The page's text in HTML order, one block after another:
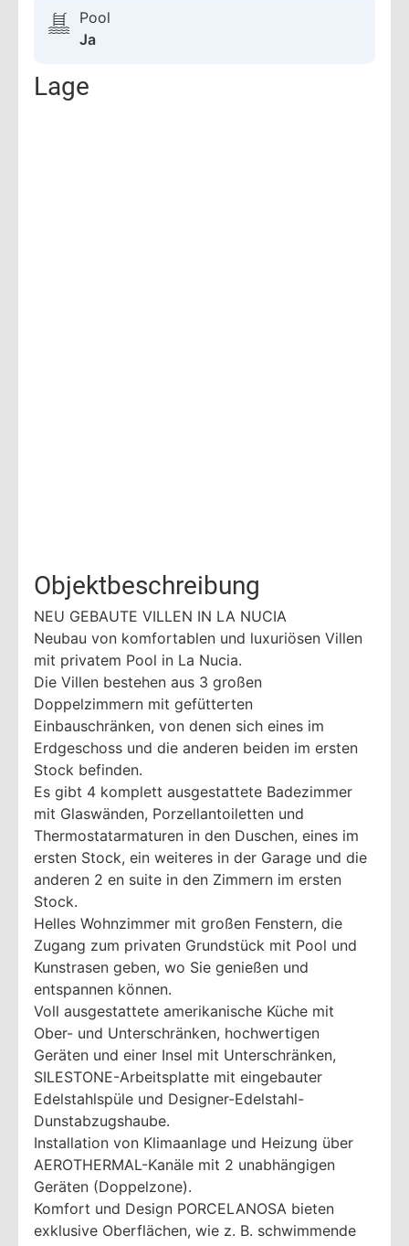
Pool
Ja
Lage
Objektbeschreibung
NEU GEBAUTE VILLEN IN LA NUCIA
Neubau von komfortablen und luxuriösen Villen
mit privatem Pool in La Nucia.
Die Villen bestehen aus 3 großen
Doppelzimmern mit gefütterten
Einbauschränken, von denen sich eines im
Erdgeschoss und die anderen beiden im ersten
Stock befinden.
Es gibt 4 komplett ausgestattete Badezimmer
mit Glaswänden, Porzellantoiletten und
Thermostatarmaturen in den Duschen, eines im
ersten Stock, ein weiteres in der Garage und die
anderen 2 en suite in den Zimmern im ersten
Stock.
Helles Wohnzimmer mit großen Fenstern, die
Zugang zum privaten Grundstück mit Pool und
Kunstrasen geben, wo Sie genießen und
entspannen können.
Voll ausgestattete amerikanische Küche mit
Ober- und Unterschränken, hochwertigen
Geräten und einer Insel mit Unterschränken,
SILESTONE-Arbeitsplatte mit eingebauter
Edelstahlspüle und Designer-Edelstahl-
Dunstabzugshaube.
Installation von Klimaanlage und Heizung über
AEROTHERMAL-Kanäle mit 2 unabhängigen
Geräten (Doppelzone).
Komfort und Design PORCELANOSA bieten
exklusive Oberflächen, wie z. B. schwimmende